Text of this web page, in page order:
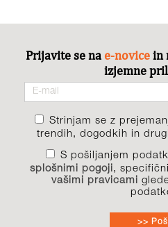
Prijavite se na e-novicein
izjemne
Strinjam se z
trendih, dogodkih in
S pošiljanjem
splošnimi pogoji,
vašimi pravicami
>>